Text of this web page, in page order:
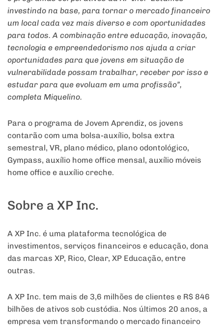
investindo na base, para tornar o mercado financeiro
um local cada vez mais diverso e com oportunidades
para todos. A combinação entre educação, inovação,
tecnologia e empreendedorismo nos ajuda a criar
oportunidades para que jovens em situação de
vulnerabilidade possam trabalhar, receber por isso e
estudar para que evoluam em uma profissão”,
completa Miquelino.
Para o programa de Jovem Aprendiz, os jovens
contarão com uma bolsa-auxílio, bolsa extra
semestral, VR, plano médico, plano odontológico,
Gympass, auxílio home office mensal, auxílio móveis
home office e auxílio creche.
Sobre a XP Inc.
A XP Inc. é uma plataforma tecnológica de
investimentos, serviços financeiros e educação, dona
das marcas XP, Rico, Clear, XP Educação, entre
outras.
A XP Inc. tem mais de 3,6 milhões de clientes e R$ 846
bilhões de ativos sob custódia. Nos últimos 20 anos, a
empresa vem transformando o mercado financeiro